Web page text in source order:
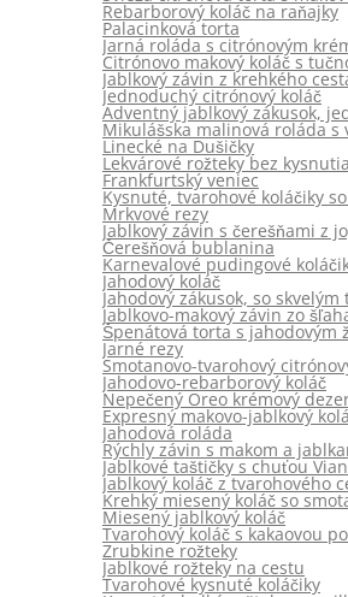
Rebarborový koláč na raňajky
Palacinková torta
Jarná roláda s citrónovým
Citrónovo makový koláč s
Jablkový závin z krehkého
Jednoduchý citrónový koláč
Adventný jablkový zákusok,
Mikulášska malinová roláda s
Linecké na Dušičky
Lekvárové rožteky bez
Frankfurtský veniec
Kysnuté, tvarohové koláčiky
Mrkvové rezy
Jablkový závin s čerešňami z
Čerešňová bublanina
Karnevalové pudingové
Jahodový koláč
Jahodový zákusok, so skvelým
Jablkovo-makový závin zo
Špenátová torta s jahodovým
Jarné rezy
Smotanovo-tvarohový
Jahodovo-rebarborový koláč
Nepečený Oreo krémový
Expresný makovo-jablkový
Jahodová roláda
Rýchly závin s makom a
Jablkové taštičky s chuťou
Jablkový koláč z tvarohového
Krehký miesený koláč so
Miesený jablkový koláč
Tvarohový koláč s kakaovou
Zrubkine rožteky
Jablkové rožteky na cestu
Tvarohové kysnuté koláčiky